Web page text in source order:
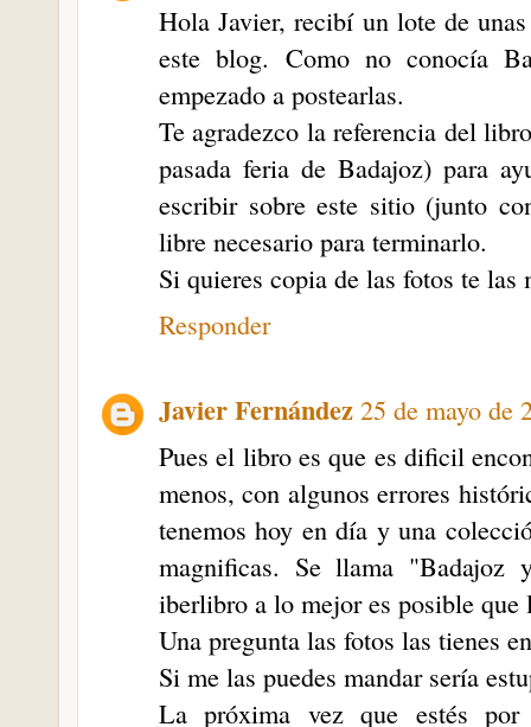
Hola Javier, recibí un lote de
este blog. Como no conocía
empezado a postearlas.
Te agradezco la referencia del
pasada feria de Badajoz) para
escribir sobre este sitio (junto
libre necesario para terminarlo.
Si quieres copia de las fotos te las
Responder
Javier Fernández 25 de mayo de
Pues el libro es que es dificil
menos, con algunos errores
tenemos hoy en día y una
magnificas. Se llama
iberlibro a lo mejor es posible que
Una pregunta las fotos las tienes
Si me las puedes mandar sería
La próxima vez que estés por